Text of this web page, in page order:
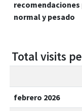
normal y pesado
Total visits
febrero 2026